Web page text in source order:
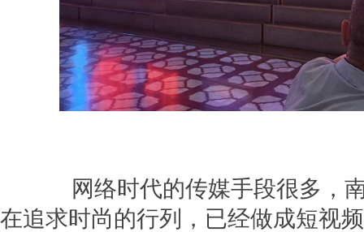
网络时代的传媒手段很多，南
在追求时尚的行列，已经做成短视